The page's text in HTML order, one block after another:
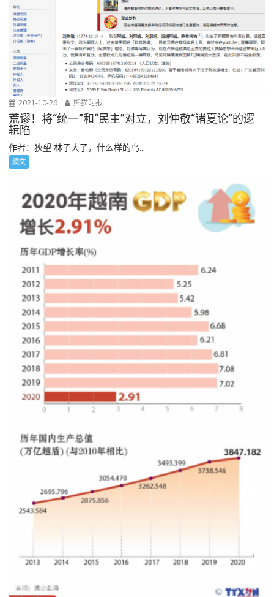
2021-10-26 熊猫时报
荒谬！将“统一”和“民主”对立，刘仲敬“诸夏论”的逻
辑陷
作者：狄望 林子大了，什么样的鸟...
網文